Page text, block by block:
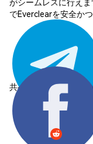
でEverclearを安全か
共有する: